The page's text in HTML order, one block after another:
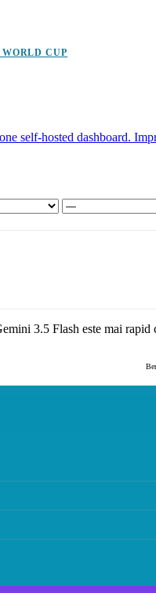
CUP
self-hosted dashboard.
3.5 Flash este mai rapid